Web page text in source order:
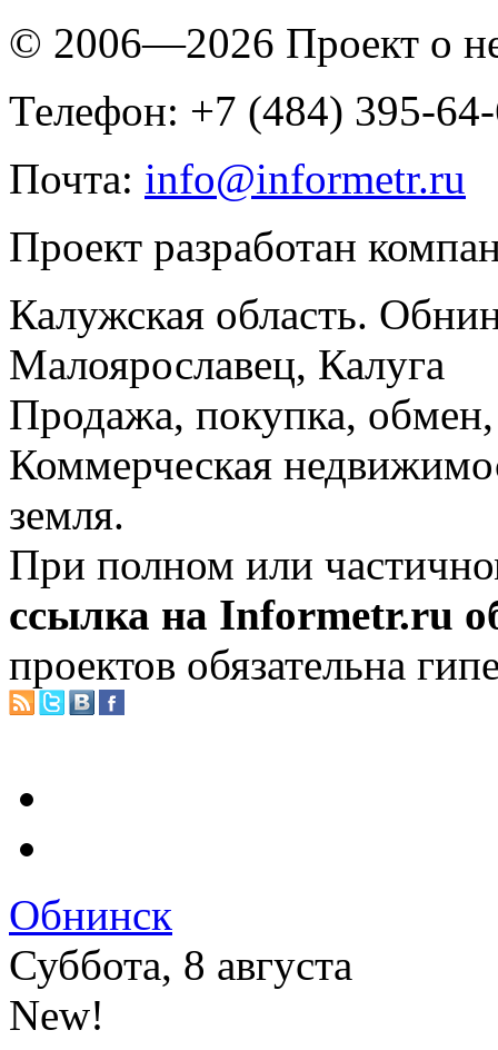
© 2006—2026 Проект о
Телефон: +7 (484) 395-
Почта: info@informetr.ru
Проект разработан
Калужская область.
Малоярославец, Калуга
Продажа, покупка, обмен,
Коммерческая
земля.
При полном или
ссылка на Informetr.ru
проектов обязательна
Обнинск
Суббота, 8 августа
New!